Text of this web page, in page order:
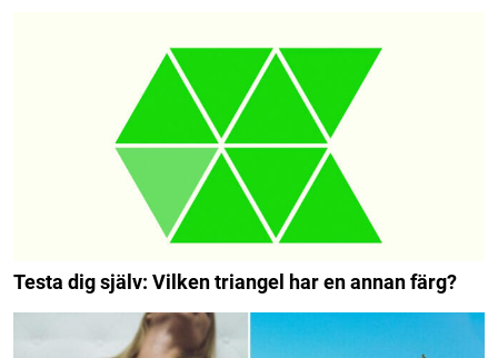
Testa dig själv: Vilken triangel har en annan färg?